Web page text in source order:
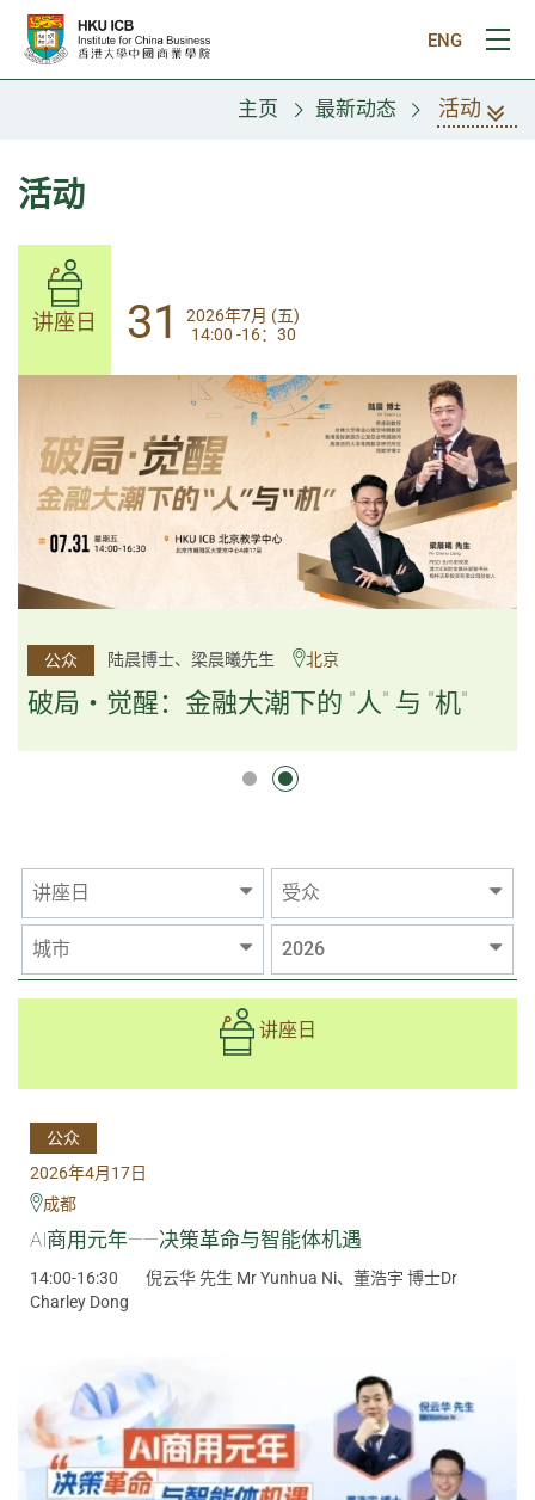
跳往主要内容
ENG
打
主页 最新动态 活动
活动
讲座日 31
2026年7月 (五)
14:00-17:30
公众 杨文斌先生、邱良弼先生 广州
逻辑×算法：重塑资产配置内核
逻辑×算法：重塑资产配置内核
讲座日 31
2026年7月 (五)
14:00 -16：30
公众 陆晨博士、梁晨曦先生 北京
破局・觉醒：金融大潮下的 "人" 与 "机"
讲座日 受众
城市 2026
讲座日
公众
2026年4月17日
成都
AI商用元年——决策革命与智能体机遇
14:00-16:30
倪云华 先生 Mr Yunhua Ni、董浩宇 博士Dr
Charley Dong